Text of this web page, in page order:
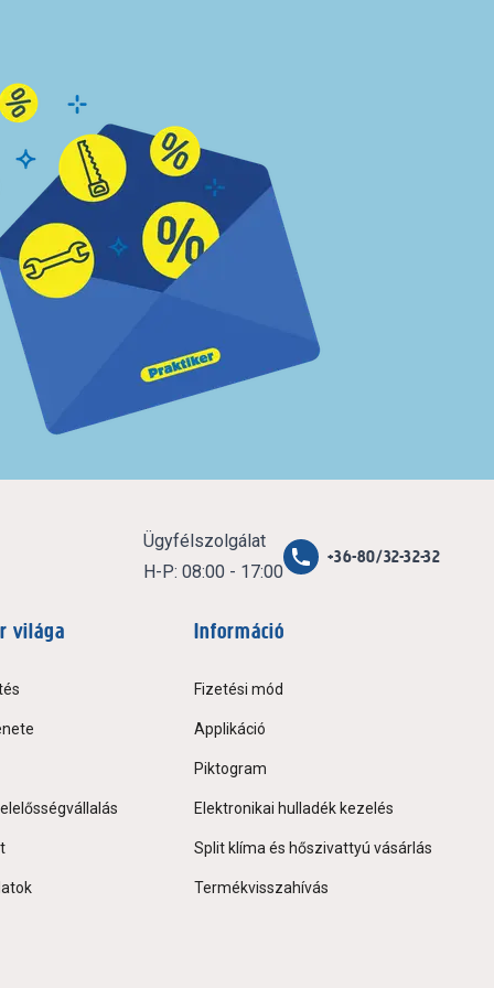
Ügyfélszolgálat
H-P: 08:00 - 17:00
+36-80/32-32-32
világa Információ
Fizetési mód
Applikáció
Piktogram
Elektronikai hulladék kezelés
Split klíma és hőszivattyú vásárlás
Termékvisszahívás